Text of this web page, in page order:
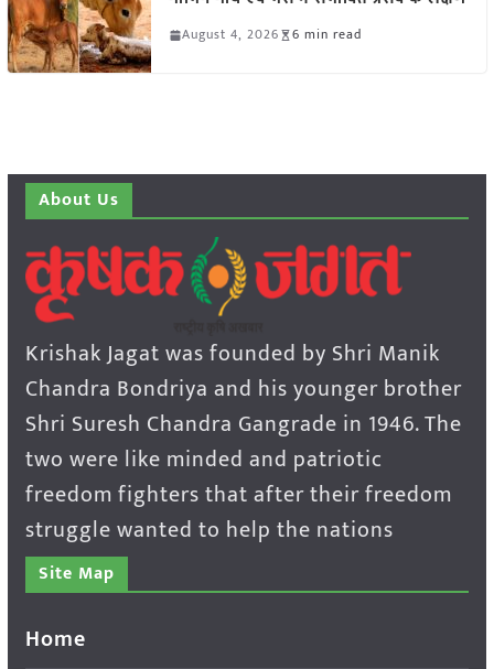
August 4, 2026 6 min read
About Us
Krishak Jagat was founded by Shri Manik
Chandra Bondriya and his younger brother
Shri Suresh Chandra Gangrade in 1946. The
two were like minded and patriotic
freedom fighters that after their freedom
struggle wanted to help the nations
Site Map
Home